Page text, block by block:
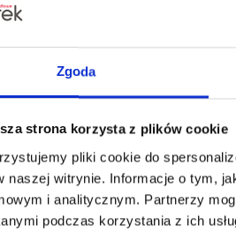
Zgoda
strona korzysta z plików cookie
pliki cookie do
naszej witrynie. Informacje o tym,
i analitycznym. Partnerzy
podczas korzystania z ich